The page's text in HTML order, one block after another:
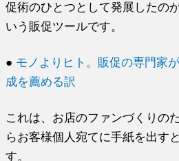
促術のひとつとして発展したの
いう販促ツールです。
● モノよりヒト。販促の専門家
成を薦める訳
これは、お店のファンづくりの
らお客様個人宛てに手紙を出す
す。